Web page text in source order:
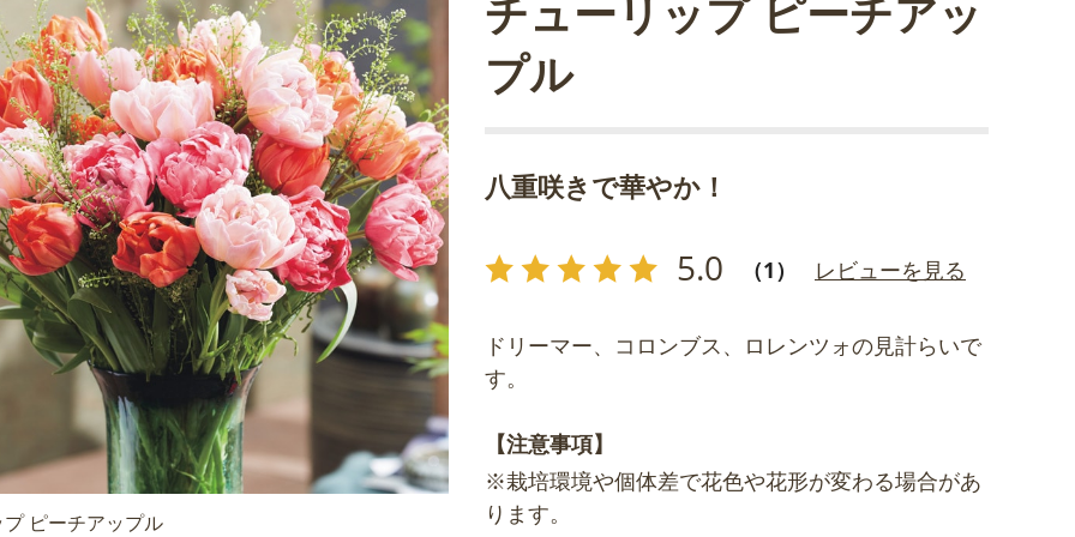
ピーチアップル
八重咲きで華やか！
5.0 （1） レビューを見る
チューリップ ピーチアッ
プル
ドリーマー、コロンブス、ロレンツォの見計らいで
す。
【注意事項】
※栽培環境や個体差で花色や花形が変わる場合があ
ります。